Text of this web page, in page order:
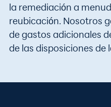
la remediación a
reubicación. Nosotros
de gastos adicionales
de las disposiciones de